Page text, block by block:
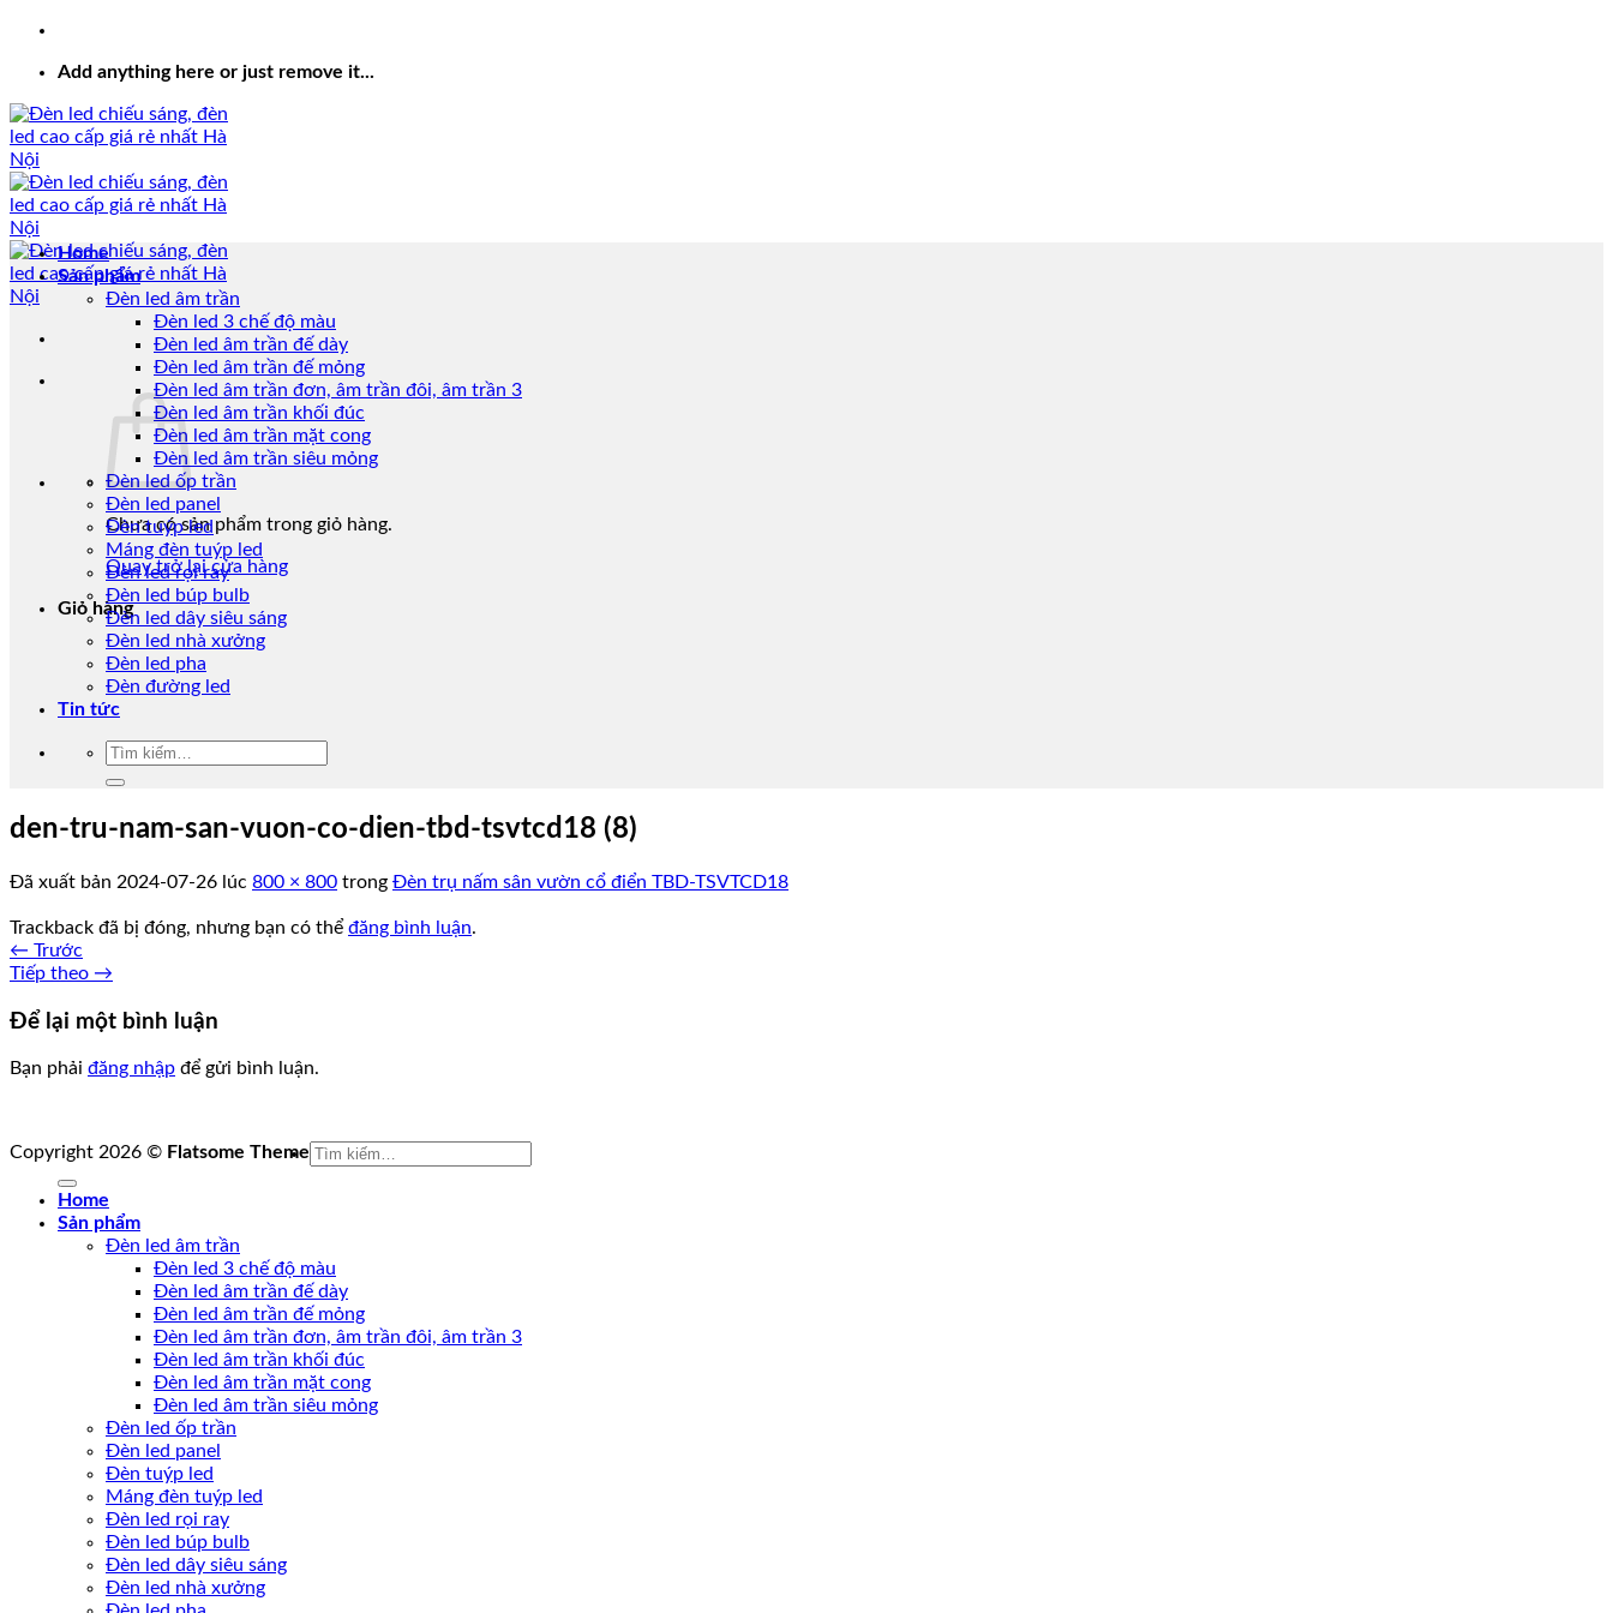
Add anything here or just remove it...
Chưa có sản phẩm trong giỏ hàng.
Quay trở lại cửa hàng
Giỏ hàng
Home
Sản phẩm
Đèn led âm trần
Đèn led 3 chế độ màu
Đèn led âm trần đế dày
Đèn led âm trần đế mỏng
Đèn led âm trần đơn, âm trần đôi, âm trần 3
Đèn led âm trần khối đúc
Đèn led âm trần mặt cong
Đèn led âm trần siêu mỏng
Đèn led ốp trần
Đèn led panel
Đèn tuýp led
Máng đèn tuýp led
Đèn led rọi ray
Đèn led búp bulb
Đèn led dây siêu sáng
Đèn led nhà xưởng
Đèn led pha
Đèn đường led
Tin tức
Tìm
den-tru-nam-san-vuon-co-dien-tbd-tsvtcd18 (8)
Đã xuất bản 2024-07-26 lúc 800 × 800 trong Đèn trụ nấm sân vườn cổ điển TBD-TSVTCD18
Trackback đã bị đóng, nhưng bạn có thể đăng bình luận.
← Trước
Tiếp theo →
Để lại một bình luận
Bạn phải đăng nhập để gửi bình luận.
Copyright 2026 © Flatsome Theme Tìm
Home
Sản phẩm
Đèn led âm trần
Đèn led 3 chế độ màu
Đèn led âm trần đế dày
Đèn led âm trần đế mỏng
Đèn led âm trần đơn, âm trần đôi, âm trần 3
Đèn led âm trần khối đúc
Đèn led âm trần mặt cong
Đèn led âm trần siêu mỏng
Đèn led ốp trần
Đèn led panel
Đèn tuýp led
Máng đèn tuýp led
Đèn led rọi ray
Đèn led búp bulb
Đèn led dây siêu sáng
Đèn led nhà xưởng